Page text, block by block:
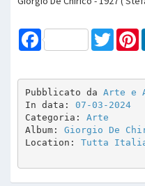
Facebook Twitter
Pubblicato da Arte e
In data: 07-03-2024
Categoria: Arte
Album: Giorgio De
Location: Tutta